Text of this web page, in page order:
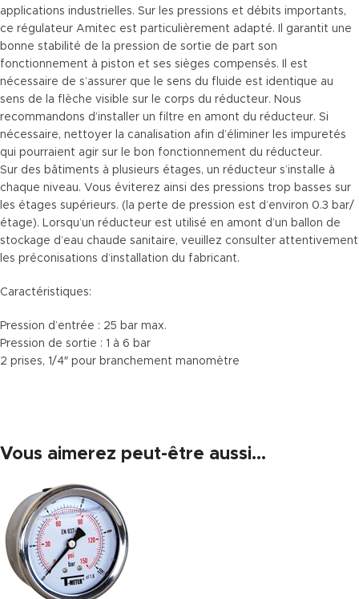
applications industrielles. Sur les pressions et débits importants,
ce régulateur Amitec est particulièrement adapté. Il garantit une
bonne stabilité de la pression de sortie de part son
fonctionnement à piston et ses sièges compensés. Il est
nécessaire de s’assurer que le sens du fluide est identique au
sens de la flèche visible sur le corps du réducteur. Nous
recommandons d’installer un filtre en amont du réducteur. Si
nécessaire, nettoyer la canalisation afin d’éliminer les impuretés
qui pourraient agir sur le bon fonctionnement du réducteur.
Sur des bâtiments à plusieurs étages, un réducteur s’installe à
chaque niveau. Vous éviterez ainsi des pressions trop basses sur
les étages supérieurs. (la perte de pression est d’environ 0.3 bar/
étage). Lorsqu’un réducteur est utilisé en amont d’un ballon de
stockage d’eau chaude sanitaire, veuillez consulter attentivement
les préconisations d’installation du fabricant.
Caractéristiques:
Pression d’entrée : 25 bar max.
Pression de sortie : 1 à 6 bar
2 prises, 1/4″ pour branchement manomètre
Vous aimerez peut-être aussi…